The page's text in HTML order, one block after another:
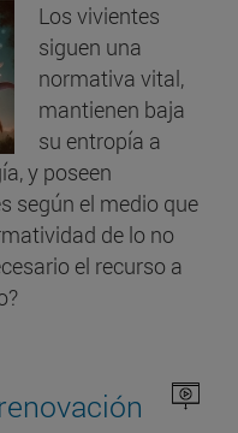
Los vivientes
siguen una
normativa vital,
mantienen baja
su entropía a
y poseen
según el medio que
de lo no
el recurso a